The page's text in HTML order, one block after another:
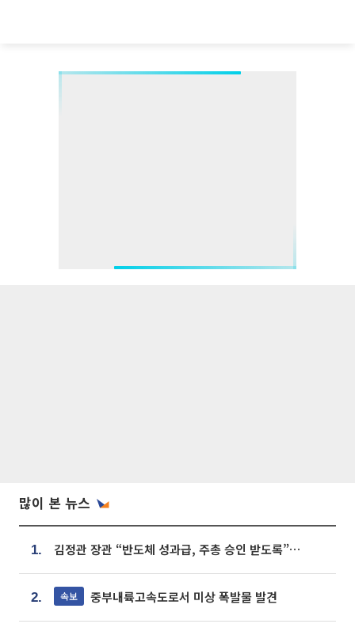
많이 본 뉴스
1. 김정관 장관 “반도체 성과급, 주총 승인 받도록”…상법·자본시장법 개정 시사
2. 속보 중부내륙고속도로서 미상 폭발물 발견